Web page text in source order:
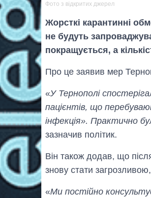
Фото з відкритих джерел
Жорсткі карантинні
не будуть
покращується, а
Про це заявив мер
«У Тернополі
пацієнтів, що
інфекція». Практично
зазначив політик.
Він також додав, що
знову стати
«Ми постійно